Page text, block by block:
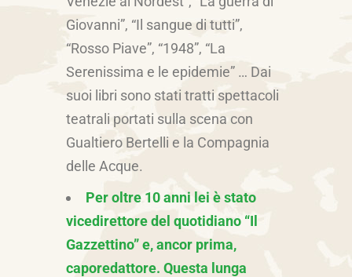
Giovanni”, “Il sangue di tutti”,
“Rosso Piave”, “1948”, “La
Serenissima e le epidemie” … Dai
suoi libri sono stati tratti spettacoli
teatrali portati sulla scena con
Gualtiero Bertelli e la Compagnia
delle Acque.
Per oltre 10 anni lei è stato
vicedirettore del quotidiano “Il
Gazzettino” e, ancor prima,
caporedattore. Questa lunga